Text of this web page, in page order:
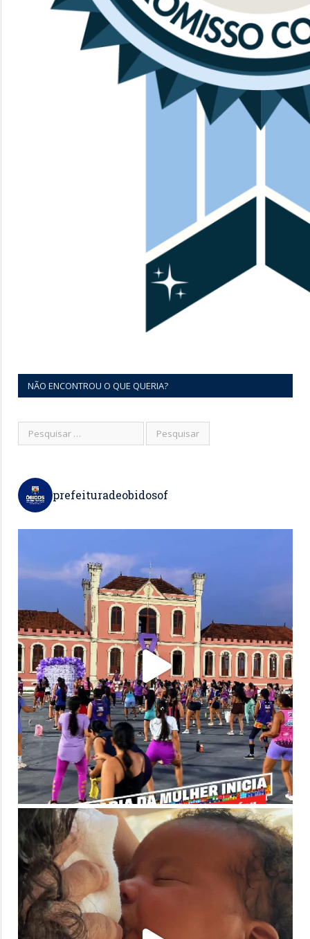
NÃO ENCONTROU O QUE QUERIA?
prefeituradeobidosof